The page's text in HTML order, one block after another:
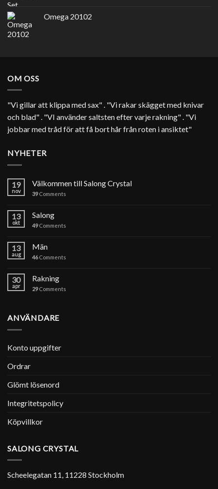
Omega 20102
OM OSS
"Vi gillar att klippa med sax" . "Vi rakar skägget med knivar
och blad" . "VI använder saltsten efter varje rakning" . "Vi
jobbar med tråd för att få bort hår från roten i ansiktet"
NYHETER
19
nov
Välkommen till Salong Crystal
39Comments
13
okt
Salong
49Comments
13
aug
Män
46Comments
30
apr
Rakning
29Comments
ANVÄNDARE
Konto uppgifter
Ordrar
Glömt lösenord
Integritetspolicy
Köpvillkor
SALONG CRYSTAL
Scheelegatan 11, 11228 Stockholm